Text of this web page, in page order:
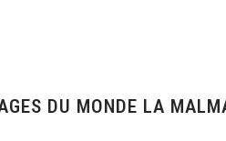
DU MONDE LA